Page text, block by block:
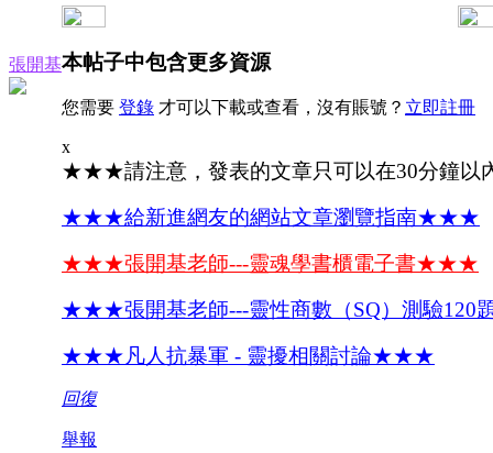
張開基本帖子中包含更多資源
您需要 登錄 才可以下載或查看，沒有賬號？ 立即註冊
x
★★★請注意，發表的文章只可以在30分鐘
★★★給新進網友的網站文章瀏覽指南★★★
★★★張開基老師---靈魂學書櫃電子書★★★
★★★張開基老師---靈性商數（SQ）測驗
★★★凡人抗暴軍 - 靈擾相關討論★★★
回復
舉報